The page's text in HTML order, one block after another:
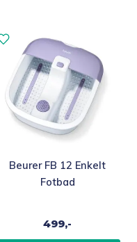
Beurer FB 12 Enkelt
Fotbad
499,-